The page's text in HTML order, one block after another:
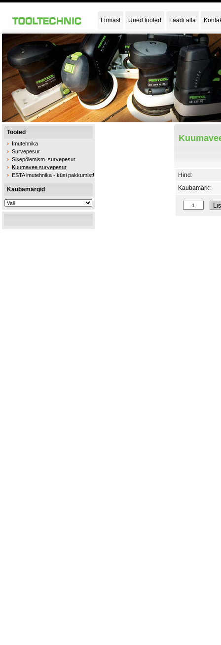
Firmast Uued tooted Laadi alla
Tooted
Imutehnika
Survepesur
Sisepõlemism. survepesur
Kuumavee survepesur
ESTA imutehnika - küsi pakkumist!
Kaubamärgid
Hind:
Kaubamärk: